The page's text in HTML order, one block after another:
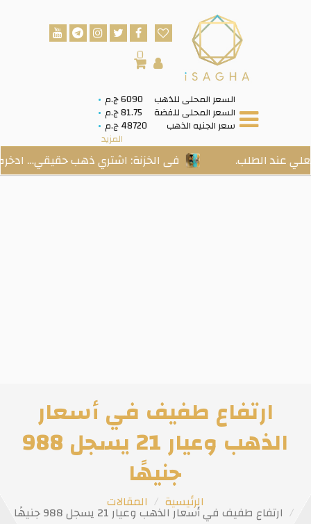
السعر المحلى للذهب 6090 ج.م
السعر المحلى للفضة 81.75 ج.م
سعر الجنيه الذهب 48720 ج.م
المزيد
0
فى الخزنة: اشتري ذهب حقيقي… ادخره
ارتفاع طفيف في أسعار
الذهب وعيار 21 يسجل 988
جنيهًا
الرئيسية المقالات
ارتفاع طفيف في أسعار الذهب وعيار 21 يسجل 988 جنيهًا